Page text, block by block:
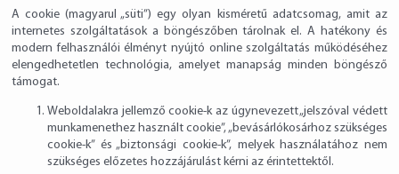
A cookie (magyarul „süti”) egy olyan kisméretű adatcsomag, amit az
internetes szolgáltatások a böngészőben tárolnak el. A hatékony és
modern felhasználói élményt nyújtó online szolgáltatás működéséhez
elengedhetetlen technológia, amelyet manapság minden böngésző
támogat.
Weboldalakra jellemző cookie-k az úgynevezett „jelszóval védett
munkamenethez használt cookie”, „bevásárlókosárhoz szükséges
cookie-k” és „biztonsági cookie-k”, melyek használatához nem
szükséges előzetes hozzájárulást kérni az érintettektől.